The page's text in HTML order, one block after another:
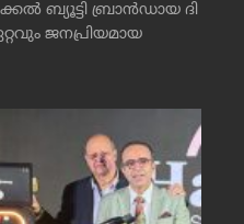
ബ്യൂട്ടി ബ്രാൻഡായ ദി
ജനപ്രിയമായ